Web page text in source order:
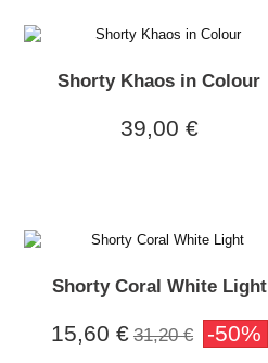
Shorty Khaos in Colour
39,00 €
Shorty Coral White Light
15,60 € 31,20 € -50%